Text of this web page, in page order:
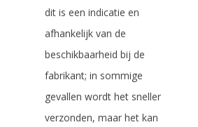
dit is een indicatie en
afhankelijk van de
beschikbaarheid bij de
fabrikant; in sommige
gevallen wordt het sneller
verzonden, maar het kan